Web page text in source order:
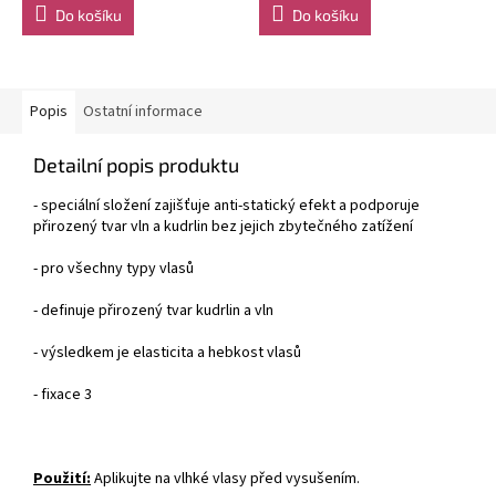
Do košíku Do košíku
Popis Ostatní informace
Detailní popis produktu
- speciální složení zajišťuje anti-statický efekt a podporuje
přirozený tvar vln a kudrlin bez jejich zbytečného zatížení
- pro všechny typy vlasů
- definuje přirozený tvar kudrlin a vln
- výsledkem je elasticita a hebkost vlasů
- fixace 3
Použití: Aplikujte na vlhké vlasy před vysušením.